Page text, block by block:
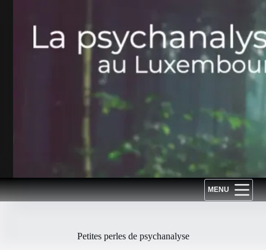
MENU
Petites perles de psychanalyse